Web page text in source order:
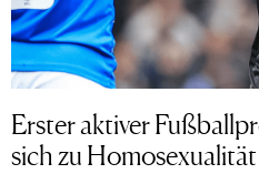
Erster aktiver
sich zu Homosexualität